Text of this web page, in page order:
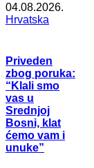
04.08.2026.
Hrvatska
Priveden
zbog poruka:
“Klali smo
vas u
Srednjoj
Bosni, klat
ćemo vam i
unuke”